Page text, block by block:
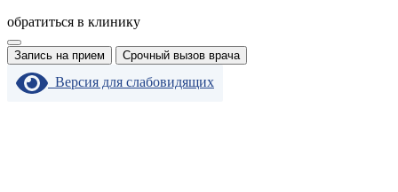
обратиться в клинику
Запись на прием Срочный вызов врача
Версия для слабовидящих